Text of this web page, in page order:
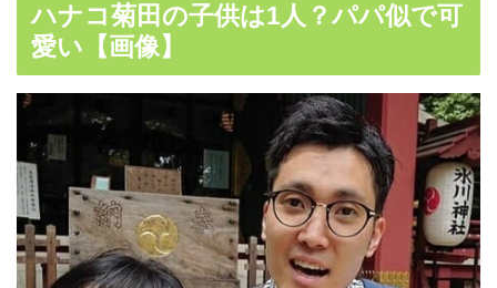
ハナコ菊田の子供は1人？パパ似で可
愛い【画像】